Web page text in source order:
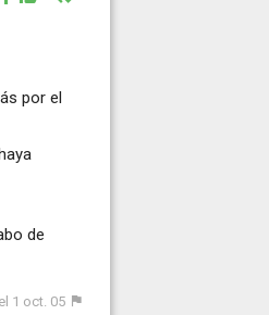
por el
de
el 1 oct. 05